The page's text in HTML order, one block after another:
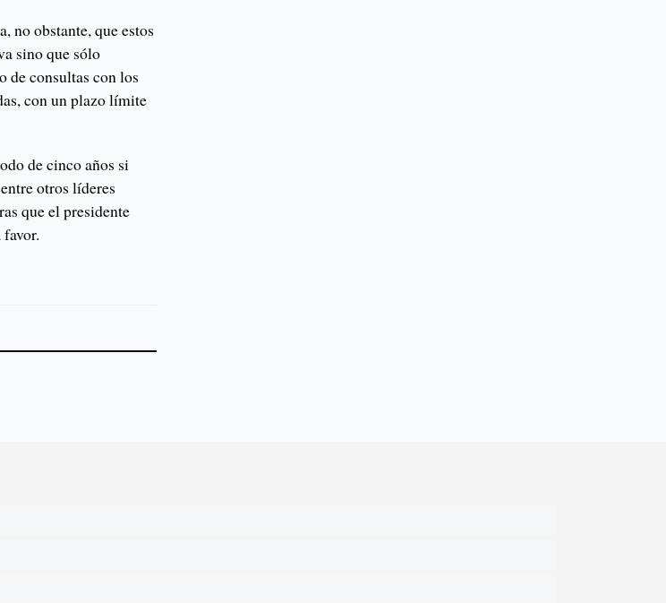
no obstante, que estos
sino que sólo
de consultas con los
con un plazo límite
de cinco años si
otros líderes
que el presidente